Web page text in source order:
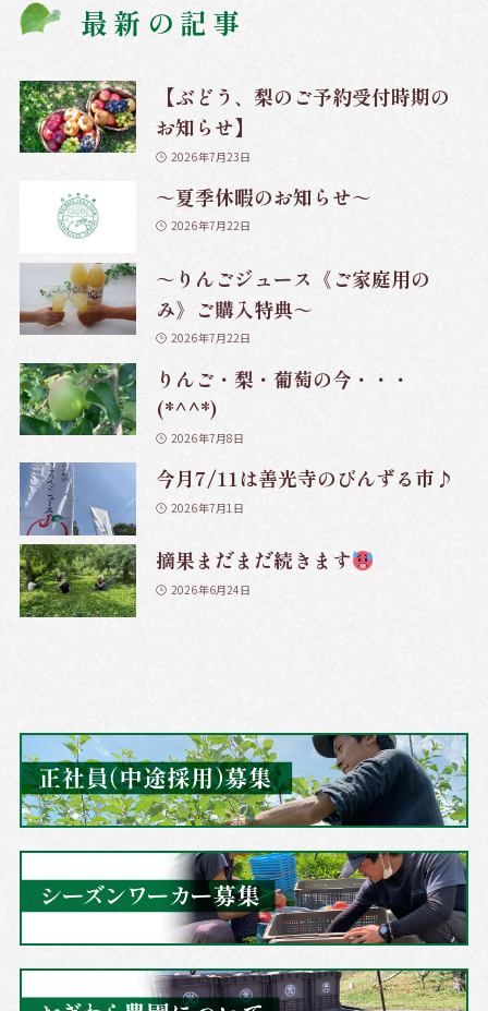
最新の記事
【ぶどう、梨のご予約受付時期の
お知らせ】
2026年7月23日
～夏季休暇のお知らせ～
2026年7月22日
～りんごジュース《ご家庭用の
み》ご購入特典～
2026年7月22日
りんご・梨・葡萄の今・・・
(*^^*)
2026年7月8日
今月7/11は善光寺のびんずる市♪
2026年7月1日
摘果まだまだ続きます
2026年6月24日